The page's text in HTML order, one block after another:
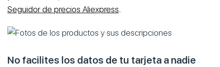
Seguidor de precios Aliexpress.
No facilites los datos de tu tarjeta a nadie